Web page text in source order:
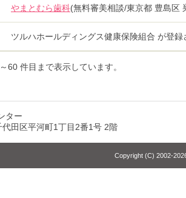
やまとむら歯科(無料審美相談/東京都 豊島区
ツルハホールディングス健康保険組合 が登録
60 件目まで表示しています。
ター
田区平河町1丁目2番1号 2階
Copyright (C) 2002-